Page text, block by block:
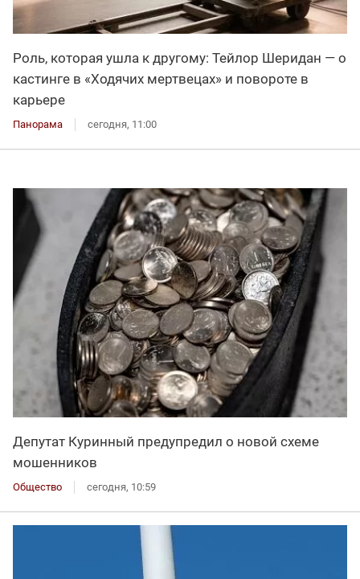
Роль, которая ушла к другому: Тейлор Шеридан — о
кастинге в «Ходячих мертвецах» и повороте в
карьере
Панорама сегодня, 11:00
Депутат Куринный предупредил о новой схеме
мошенников
Общество сегодня, 10:59